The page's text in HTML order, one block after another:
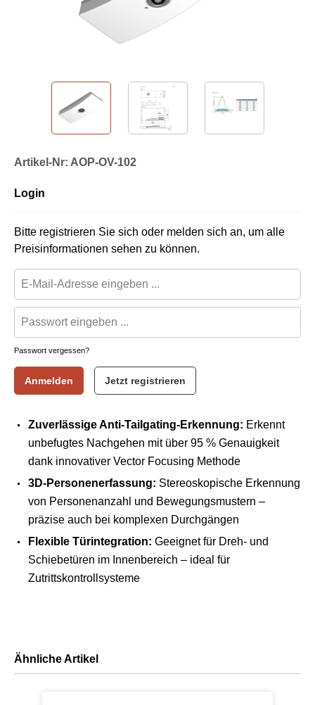
Artikel-Nr: AOP-OV-102
Login
Bitte registrieren Sie sich oder melden sich an, um alle
Preisinformationen sehen zu können.
Passwort vergessen?
Anmelden Jetzt registrieren
Zuverlässige Anti-Tailgating-Erkennung: Erkennt
unbefugtes Nachgehen mit über 95 % Genauigkeit
dank innovativer Vector Focusing Methode
3D-Personenerfassung: Stereoskopische Erkennung
von Personenanzahl und Bewegungsmustern –
präzise auch bei komplexen Durchgängen
Flexible Türintegration: Geeignet für Dreh- und
Schiebetüren im Innenbereich – ideal für
Zutrittskontrollsysteme
Ähnliche Artikel